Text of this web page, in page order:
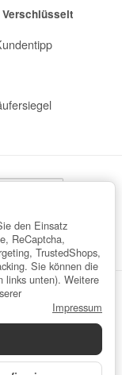
Versand
den Einsatz
ReCaptcha,
TrustedShops,
Sie können die
links unten). Weitere
Impressum